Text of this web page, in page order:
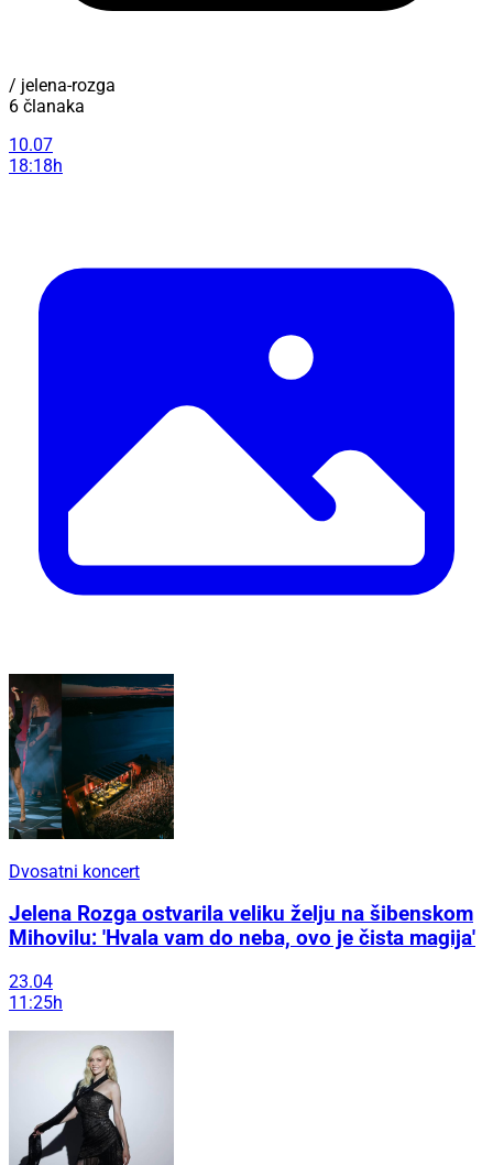
/ jelena-rozga
6 članaka
10.07
18:18h
Dvosatni koncert
Jelena Rozga ostvarila veliku želju na šibenskom
Mihovilu: 'Hvala vam do neba, ovo je čista magija'
23.04
11:25h